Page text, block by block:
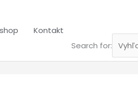
Kontakt
Search for: